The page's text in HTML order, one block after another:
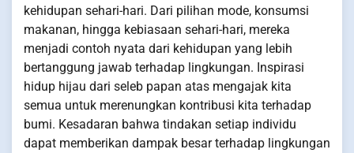
kehidupan sehari-hari. Dari pilihan mode, konsumsi
makanan, hingga kebiasaan sehari-hari, mereka
menjadi contoh nyata dari kehidupan yang lebih
bertanggung jawab terhadap lingkungan. Inspirasi
hidup hijau dari seleb papan atas mengajak kita
semua untuk merenungkan kontribusi kita terhadap
bumi. Kesadaran bahwa tindakan setiap individu
dapat memberikan dampak besar terhadap lingkungan